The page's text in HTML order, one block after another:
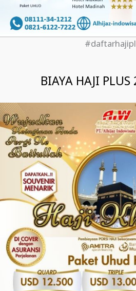
BIAYA HAJI